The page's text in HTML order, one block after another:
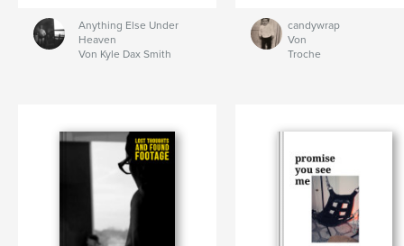
Anything Else Under
Heaven
Von Kyle Dax Smith
candywrap
Von
Troche